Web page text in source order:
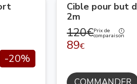
-20%
Cible pour but
2m
120€Prix de
comparaison
89€